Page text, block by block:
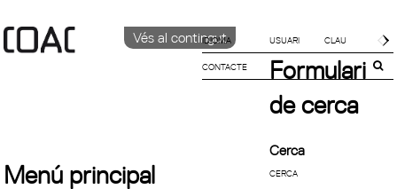
Vés al contingut
IDIOMA
CATALÀ
CONTACTE
Formulari
de cerca
Cerca
Menú principal